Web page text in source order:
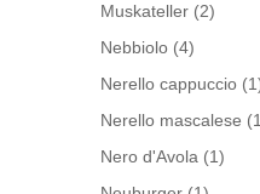
Muskateller (2)
Nebbiolo (4)
Nerello cappuccio
Nerello mascalese
Nero d'Avola (1)